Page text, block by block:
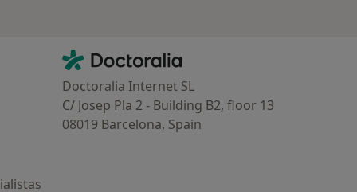
Contacto
Doctoralia - Página de inicio
Doctoralia Internet SL
C/ Josep Pla 2 - Building B2, floor 13
08019 Barcelona, Spain